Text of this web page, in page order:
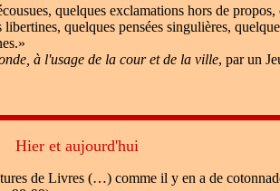
quelques exclamations hors de propos,
quelques pensées singulières,
à l'usage de la cour et de la ville, par un
Hier et aujourd'hui
de Livres (…) comme il y en a de